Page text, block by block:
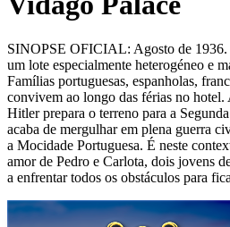
SINOPSE OFICIAL: Agosto de 1936.
um lote especialmente heterogéneo e
Famílias portuguesas, espanholas,
convivem ao longo das férias no hotel.
Hitler prepara o terreno para a
acaba de mergulhar em plena guerra
a Mocidade Portuguesa. É neste
amor de Pedro e Carlota, dois jovens
a enfrentar todos os obstáculos para